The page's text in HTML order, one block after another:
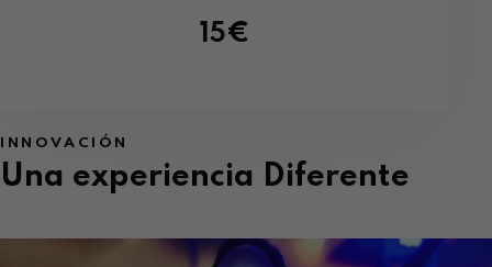
15€
INNOVACIÓN
Una experiencia Diferente